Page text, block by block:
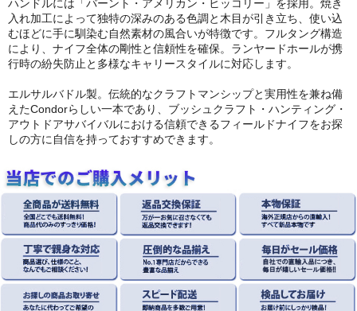
ハンドルには「バーント・アメリカン・ヒッコリー」を採用。焼き
入れ加工によって独特の深みのある色調と木目が引き立ち、使い込
むほどに手に馴染む自然素材の風合いが特徴です。フルタング構造
により、ナイフ全体の剛性と信頼性を確保。ランヤードホールが携
行時の紛失防止と多様なキャリースタイルに対応します。
エルサルバドル製。伝統的なクラフトマンシップと実用性を兼ね備
えたCondorらしい一本であり、ブッシュクラフト・ハンティング・
アウトドアサバイバルにおける信頼できるフィールドナイフをお探
しの方に自信を持っておすすめできます。